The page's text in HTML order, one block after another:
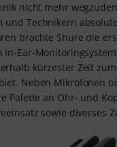
nicht mehr
und Technikern
brachte Shure die
In-Ear-
kürzester Zeit
Neben Mikrofonen
Palette an Ohr- und
sowie diverses